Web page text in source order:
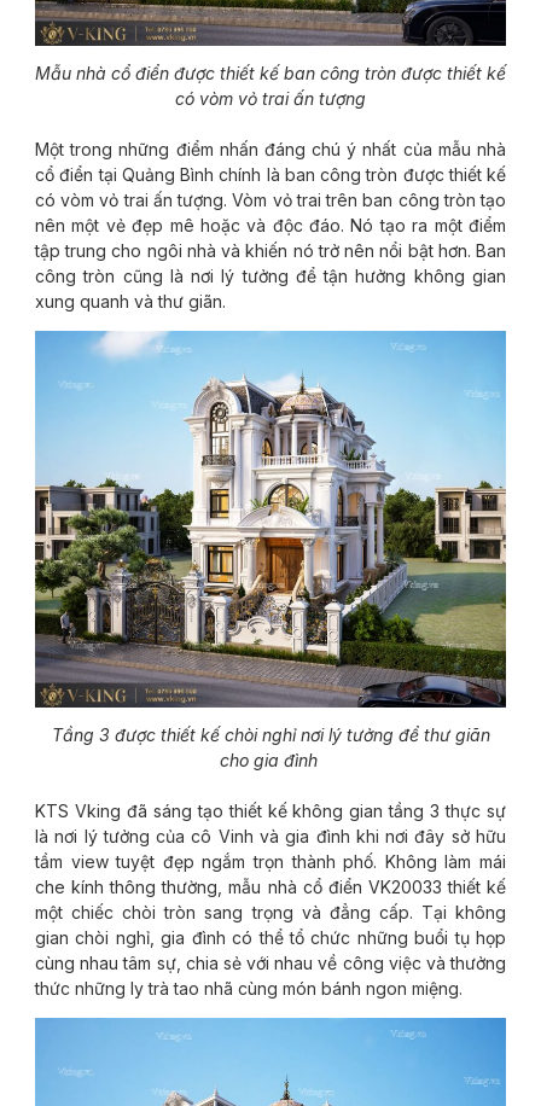
Mẫu nhà cổ điển được thiết kế ban công tròn được thiết kế
có vòm vỏ trai ấn tượng
Một trong những điểm nhấn đáng chú ý nhất của mẫu nhà
cổ điển tại Quảng Bình chính là ban công tròn được thiết kế
có vòm vỏ trai ấn tượng. Vòm vỏ trai trên ban công tròn tạo
nên một vẻ đẹp mê hoặc và độc đáo. Nó tạo ra một điểm
tập trung cho ngôi nhà và khiến nó trở nên nổi bật hơn. Ban
công tròn cũng là nơi lý tưởng để tận hưởng không gian
xung quanh và thư giãn.
Tầng 3 được thiết kế chòi nghỉ nơi lý tưởng để thư giãn
cho gia đình
KTS Vking đã sáng tạo thiết kế không gian tầng 3 thực sự
là nơi lý tưởng của cô Vinh và gia đình khi nơi đây sở hữu
tầm view tuyệt đẹp ngắm trọn thành phố. Không làm mái
che kính thông thường, mẫu nhà cổ điển VK20033 thiết kế
một chiếc chòi tròn sang trọng và đẳng cấp. Tại không
gian chòi nghỉ, gia đình có thể tổ chức những buổi tụ họp
cùng nhau tâm sự, chia sẻ với nhau về công việc và thưởng
thức những ly trà tao nhã cùng món bánh ngon miệng.